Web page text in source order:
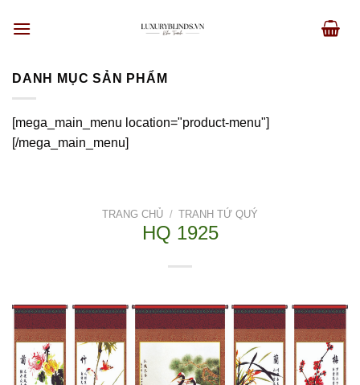
DANH MỤC SẢN PHẨM
[mega_main_menu location="product-menu"]
[/mega_main_menu]
TRANG CHỦ / TRANH TỨ QUÝ
HQ 1925